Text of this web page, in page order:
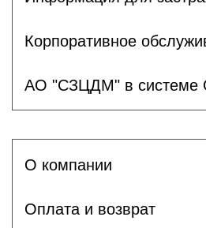
Корпоративное
АО "СЗЦДМ" в
О компании
Оплата и возврат